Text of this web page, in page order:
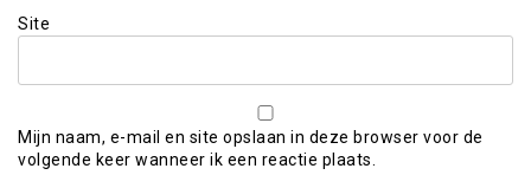
Site
Mijn naam, e-mail en site opslaan in deze browser voor de
volgende keer wanneer ik een reactie plaats.